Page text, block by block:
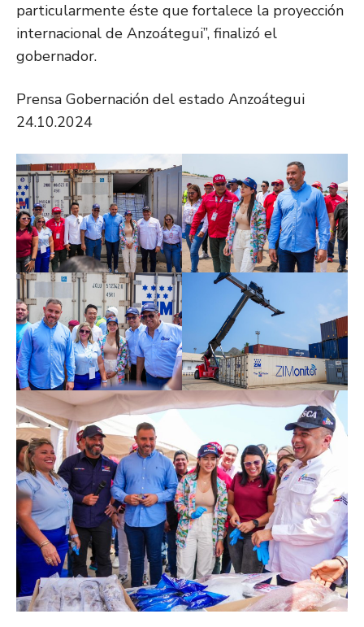
particularmente éste que fortalece la proyección
internacional de Anzoátegui”, finalizó el
gobernador.
Prensa Gobernación del estado Anzoátegui
24.10.2024